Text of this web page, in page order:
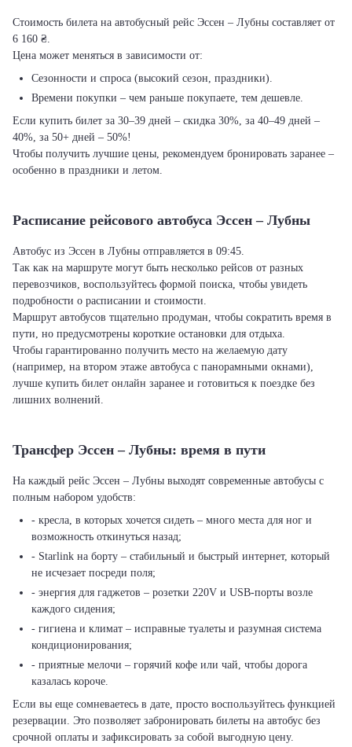
Стоимость билета на автобусный рейс Эссен – Лубны составляет от
6 160 ₴.
Цена может меняться в зависимости от:
Сезонности и спроса (высокий сезон, праздники).
Времени покупки – чем раньше покупаете, тем дешевле.
Если купить билет за 30–39 дней – скидка 30%, за 40–49 дней –
40%, за 50+ дней – 50%!
Чтобы получить лучшие цены, рекомендуем бронировать заранее –
особенно в праздники и летом.
Расписание рейсового автобуса Эссен – Лубны
Автобус из Эссен в Лубны отправляется в 09:45.
Так как на маршруте могут быть несколько рейсов от разных
перевозчиков, воспользуйтесь формой поиска, чтобы увидеть
подробности о расписании и стоимости.
Маршрут автобусов тщательно продуман, чтобы сократить время в
пути, но предусмотрены короткие остановки для отдыха.
Чтобы гарантированно получить место на желаемую дату
(например, на втором этаже автобуса с панорамными окнами),
лучше купить билет онлайн заранее и готовиться к поездке без
лишних волнений.
Трансфер Эссен – Лубны: время в пути
На каждый рейс Эссен – Лубны выходят современные автобусы с
полным набором удобств:
- кресла, в которых хочется сидеть – много места для ног и
возможность откинуться назад;
- Starlink на борту – стабильный и быстрый интернет, который
не исчезает посреди поля;
- энергия для гаджетов – розетки 220V и USB-порты возле
каждого сидения;
- гигиена и климат – исправные туалеты и разумная система
кондиционирования;
- приятные мелочи – горячий кофе или чай, чтобы дорога
казалась короче.
Если вы еще сомневаетесь в дате, просто воспользуйтесь функцией
резервации. Это позволяет забронировать билеты на автобус без
срочной оплаты и зафиксировать за собой выгодную цену.